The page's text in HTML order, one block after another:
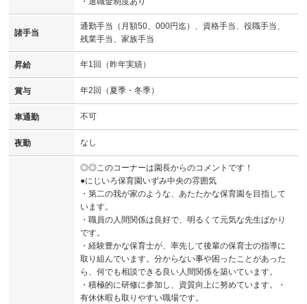
諸手当
通勤手当（月額50、000円迄）、資格手当、役職手当、
残業手当、家族手当
昇給 年1回（昨年実績）
賞与 年2回（夏季・冬季）
車通勤 不可
夜勤 なし
◎◎このコーナーは園長からのコメントです！
●にじいろ保育園いずみ中央の雰囲気
・第二の我が家のような、あたたかな保育園を目指して
います。
・職員の人間関係は良好で、明るくて元気な先生ばかり
です。
・経験豊かな保育士が、率先して後輩の保育士の指導に
取り組んでいます。分からない事や困ったことがあった
ら、何でも相談できる良い人間関係を築いています。
・積極的に研修に参加し、資質向上に努めています。・
有休休暇も取りやすい職場です。